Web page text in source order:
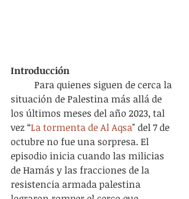
Introducción
situación de Palestina más allá de
los últimos meses del año 2023, tal
vez “La tormenta de Al Aqsa" del 7 de
octubre no fue una sorpresa. El
episodio inicia cuando las milicias
de Hamás y las fracciones de la
resistencia armada palestina